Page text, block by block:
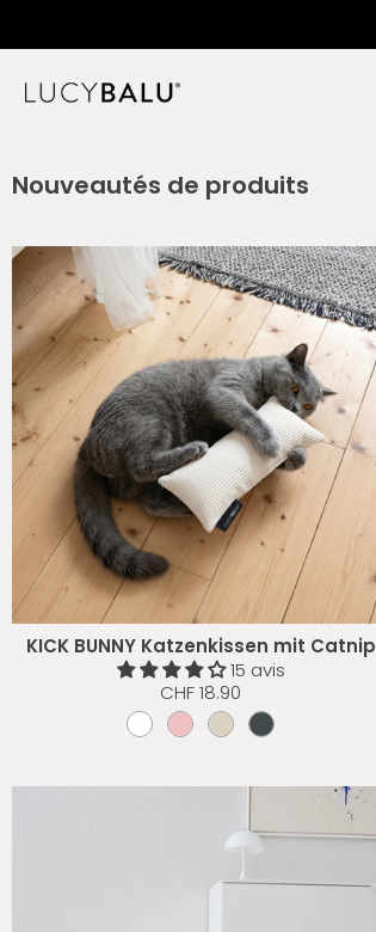
Nouveautés de produits
KICK BUNNY Katzenkissen mit Catnip
15 avis
CHF 18.90